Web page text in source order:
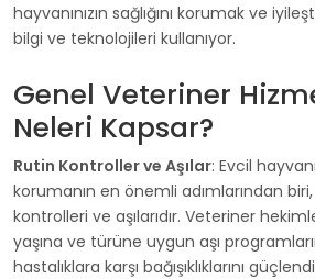
hayvanınızın sağlığını korumak ve
bilgi ve teknolojileri kullanıyor.
Genel Veteriner
Neleri Kapsar?
Rutin Kontroller ve Aşılar: Evcil
korumanın en önemli adımlarından
kontrolleri ve aşılarıdır. Veteriner
yaşına ve türüne uygun aşı
hastalıklara karşı bağışıklıklarını